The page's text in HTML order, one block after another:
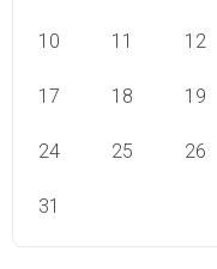
10 11 12
17 18 19
24 25 26
31